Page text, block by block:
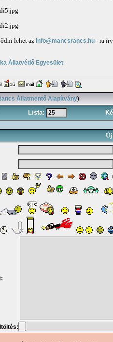
lehet az info@mancsrancs.hu –ra
Állatvédő Egyesület
Állatmentő Alapítvány)
Lista:
Új